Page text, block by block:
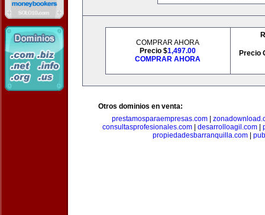
COMPRAR AHORA
Precio $1,497.00
COMPRAR AHORA
Precio
Otros dominios en venta:
prestamosparaempresas.com
consultasprofesionales.com| desarrolloagil.com|
propiedadesbarranquilla.com